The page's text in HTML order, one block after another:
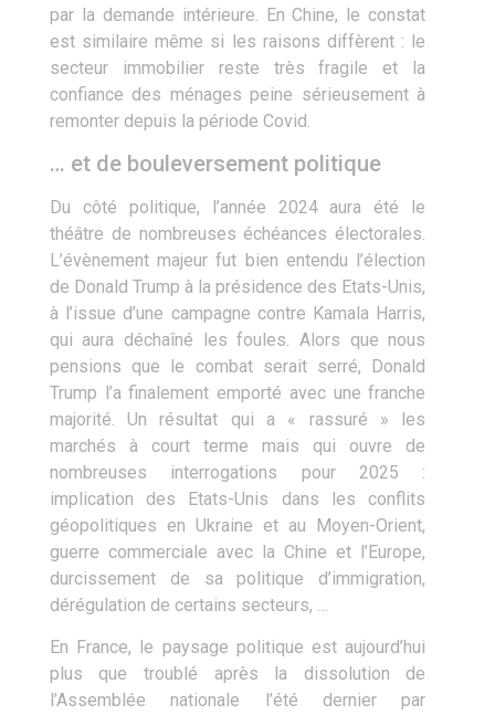
par la demande intérieure. En Chine, le constat
est similaire même si les raisons diffèrent : le
secteur immobilier reste très fragile et la
confiance des ménages peine sérieusement à
remonter depuis la période Covid.
… et de bouleversement politique
Du côté politique, l’année 2024 aura été le
théâtre de nombreuses échéances électorales.
L’évènement majeur fut bien entendu l’élection
de Donald Trump à la présidence des Etats-Unis,
à l’issue d’une campagne contre Kamala Harris,
qui aura déchaîné les foules. Alors que nous
pensions que le combat serait serré, Donald
Trump l’a finalement emporté avec une franche
majorité. Un résultat qui a « rassuré » les
marchés à court terme mais qui ouvre de
nombreuses interrogations pour 2025 :
implication des Etats-Unis dans les conflits
géopolitiques en Ukraine et au Moyen-Orient,
guerre commerciale avec la Chine et l’Europe,
durcissement de sa politique d’immigration,
dérégulation de certains secteurs, …
En France, le paysage politique est aujourd’hui
plus que troublé après la dissolution de
l’Assemblée nationale l’été dernier par